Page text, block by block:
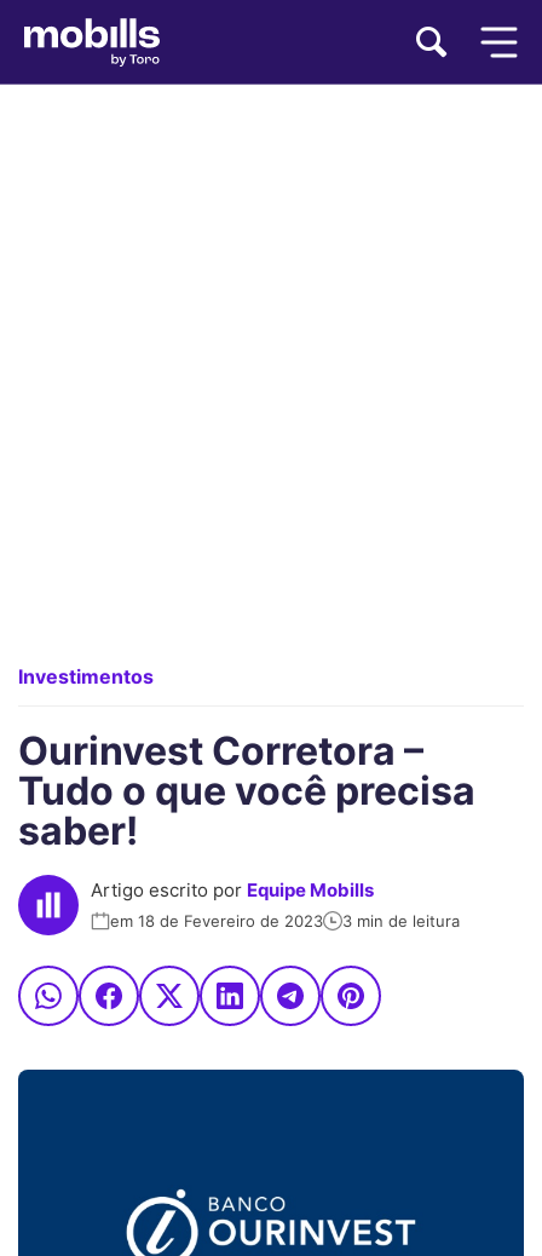
Investimentos
Ourinvest Corretora –
Tudo o que você precisa
saber!
Artigo escrito por Equipe Mobills
em 18 de Fevereiro de 2023 3 min de leitura